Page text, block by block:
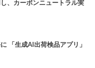
、カーボンニュートラル実
「生成AI出荷検品アプリ」